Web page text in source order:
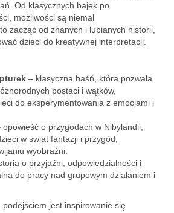
Od klasycznych bajek po
możliwości są niemal
zacząć od znanych i lubianych historii,
dzieci do kreatywnej interpretacji.
– klasyczna baśń, która pozwala
postaci i wątków,
do eksperymentowania z emocjami i
opowieść o przygodach w Nibylandii,
w świat fantazji i przygód,
wyobraźni.
o przyjaźni, odpowiedzialności i
do pracy nad grupowym działaniem i
jest inspirowanie się